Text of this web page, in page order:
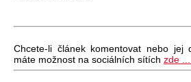
Chcete-li článek komentovat nebo jej
máte možnost na sociálních sítích zde ...